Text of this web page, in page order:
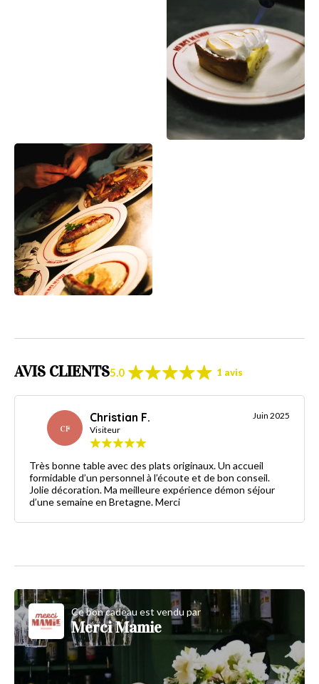
AVIS CLIENTS5.0 1 avis
CF
Christian F.
Visiteur
Juin 2025
Très bonne table avec des plats originaux. Un accueil
formidable d’un personnel à l’écoute et de bon conseil.
Jolie décoration. Ma meilleure expérience démon séjour
d’une semaine en Bretagne. Merci
Ce bon cadeau est vendu par
Merci Mamie